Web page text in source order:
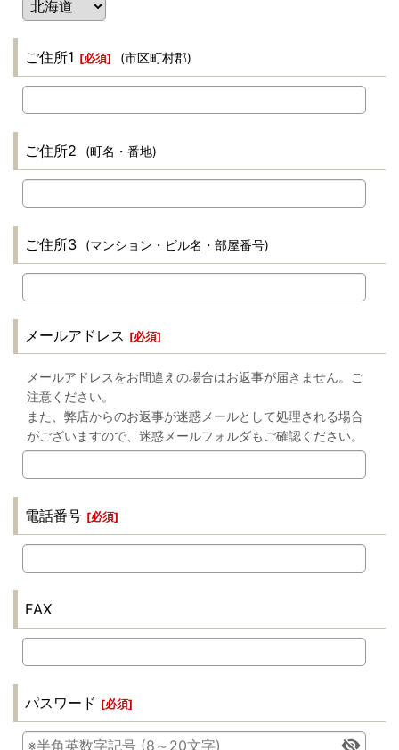
ご住所1 [必須] (市区町村郡)
ご住所2 (町名・番地)
ご住所3 (マンション・ビル名・部屋番号)
メールアドレス [必須]
メールアドレスをお間違えの場合はお返事が届きません。ご
注意ください。
また、弊店からのお返事が迷惑メールとして処理される場合
がございますので、迷惑メールフォルダもご確認ください。
電話番号 [必須]
FAX
パスワード [必須]